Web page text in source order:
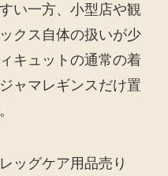
い一方、小型店や観
クス自体の扱いが少
キュットの通常の着
ャマレギンスだけ置
ッグケア用品売り